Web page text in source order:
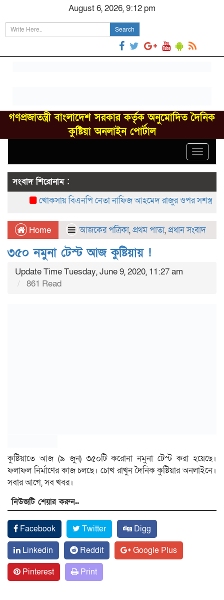
August 6, 2026, 9:12 pm
Search
গণপ্রজাতন্ত্রী বাংলাদেশ সরকার কর্তৃক অনুমোদিত দৈনিক
কুষ্টিয়া অনলাইন পোর্টাল
Toggle
সংবাদ শিরোনাম :
খোকসায় বিএনপি নেতা নাফিজ আহমেদ রাজুর ওপর সশস্ত্র
Home আজকের পত্রিকা,প্রথম পাতা,প্রধান সংবাদ
৩৫০ নমুনা টেস্ট আজ কুষ্টিয়ায় !
Update Time Tuesday, June 9, 2020, 11:27 am
861 Read
কুষ্টিয়াতে আজ (৯ জুন) ৩৫০টি করোনা নমুনা টেস্ট করা হয়েছে।
ফলাফল নির্মাণের কাজ চলছে। চোখ রাখুন দৈনিক কুষ্টিয়ার অনলাইনে।
সবার আগে, সব খবর।
নিউজটি শেয়ার করুন..
Facebook Twitter
Digg
Linkedin
Reddit
Google Plus
Pinterest
Print